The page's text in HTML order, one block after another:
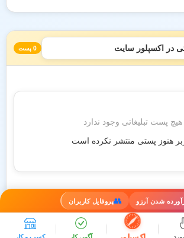
شدن آرزو 👥پروفایل کاربران
آگهی کار کسب و کار
در اکسپلور سایت 0 پست
هیچ پست تبلیغاتی وجود ندارد
هنوز پستی منتشر نکرده است